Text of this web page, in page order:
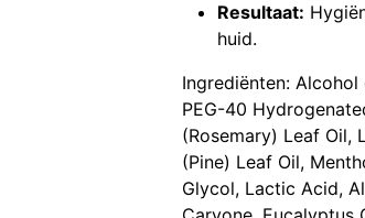
Resultaat:
huid.
Ingrediënten:
PEG-40
(Rosemary) Leaf Oil,
(Pine) Leaf Oil,
Glycol, Lactic Acid,